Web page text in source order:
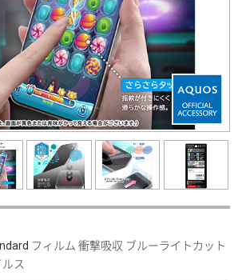
フィルム 衝撃吸収 ブルーライトカット
ス